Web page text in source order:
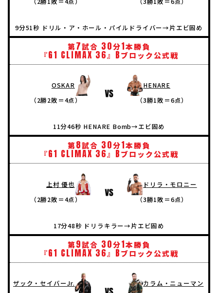
9分51秒 ドリル・ア・ホール・パイルドライバー→片エビ固め
第7試合 30分1本勝負
『G1 CLIMAX 36』 Bブロック公式戦
OSKAR
（2勝2敗＝4点）
HENARE
（3勝1敗＝6点）
11分46秒 HENARE Bomb→エビ固め
第8試合 30分1本勝負
『G1 CLIMAX 36』 Bブロック公式戦
上村 優也
（2勝2敗＝4点）
ドリラ・モロニー
（3勝1敗＝6点）
17分48秒 ドリラキラー→片エビ固め
第9試合 30分1本勝負
『G1 CLIMAX 36』 Bブロック公式戦
ザック・セイバーJr.
カラム・ニューマン